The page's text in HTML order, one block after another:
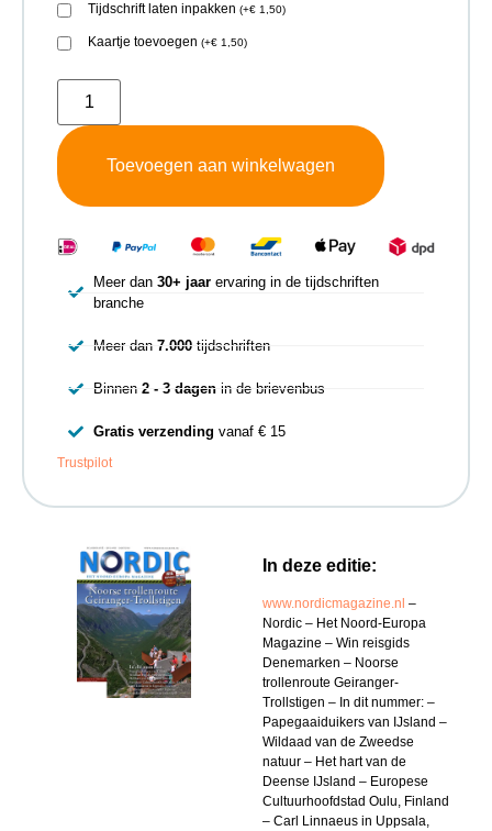
In deze editie:
www.nordicmagazine.nl –
Nordic – Het Noord-Europa
Magazine – Win reisgids
Denemarken – Noorse
trollenroute Geiranger-
Trollstigen – In dit nummer: –
Papegaaiduikers van IJsland –
Wildaad van de Zweedse
natuur – Het hart van de
Deense IJsland – Europese
Cultuurhoofdstad Oulu, Finland
– Carl Linnaeus in Uppsala,
Tijdschrift laten inpakken (+€ 1,50)
Kaartje toevoegen (+€ 1,50)
Toevoegen aan winkelwagen
Meer dan 30+ jaarervaring in de tijdschriften
branche
Meer dan 7.000tijdschriften
Binnen 2 - 3 dagenin de brievenbus
Gratis verzending vanaf € 15
Trustpilot